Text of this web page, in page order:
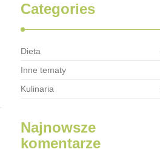
Categories
Dieta
Inne tematy
Kulinaria
Najnowsze
komentarze